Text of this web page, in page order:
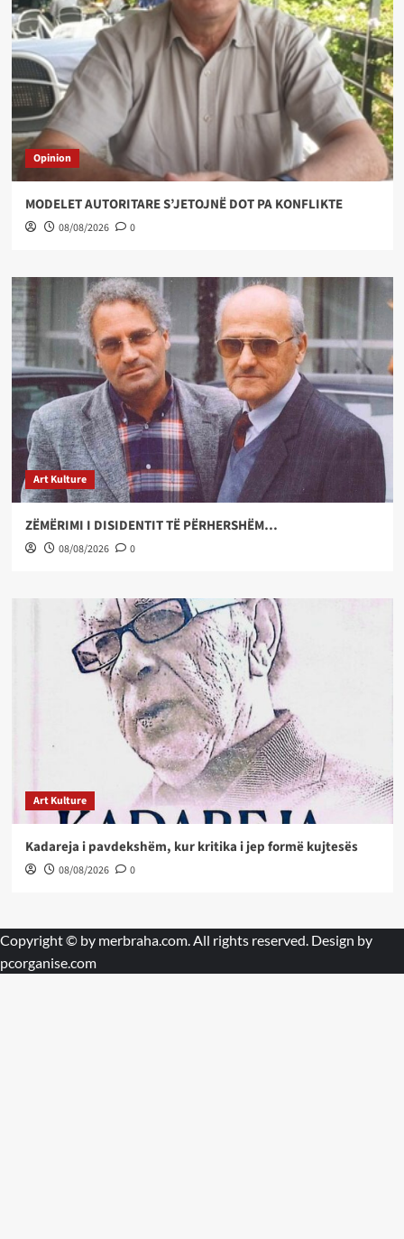
Opinion
MODELET AUTORITARE S’JETOJNË DOT PA KONFLIKTE
08/08/2026 0
Art Kulture
ZËMËRIMI I DISIDENTIT TË PËRHERSHËM…
08/08/2026 0
Art Kulture
Kadareja i pavdekshëm, kur kritika i jep formë kujtesës
08/08/2026 0
Copyright © by merbraha.com . All rights reserved. Design by
pcorganise.com